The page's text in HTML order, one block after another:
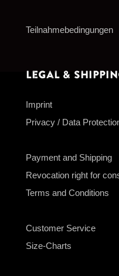
Teilnahmebedingungen
Legal &
Imprint
Privacy / Data
Payment and Shipping
Revocation right for
Terms and Conditions
Customer Service
Size-Charts